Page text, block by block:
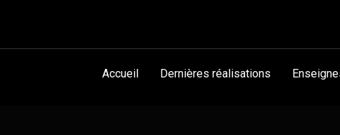
Accueil Dernières réalisations